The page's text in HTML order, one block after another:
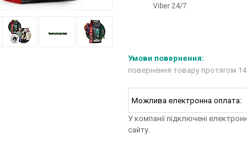
Viber 24/7
повернення товару протягом 14
У компанії підключені
сайту.